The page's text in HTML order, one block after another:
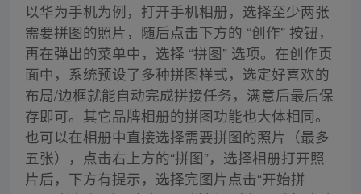
以华为手机为例，打开手机相册，选择至少两张
需要拼图的照片，随后点击下方的 “创作” 按钮，
再在弹出的菜单中，选择 “拼图” 选项。在创作页
面中，系统预设了多种拼图样式，选定好喜欢的
布局/边框就能自动完成拼接任务，满意后最后保
存即可。其它品牌相册的拼图功能也大体相同。
也可以在相册中直接选择需要拼图的照片（最多
五张），点击右上方的“拼图”，选择相册打开照
片后，下方有提示，选择完图片点击“开始拼